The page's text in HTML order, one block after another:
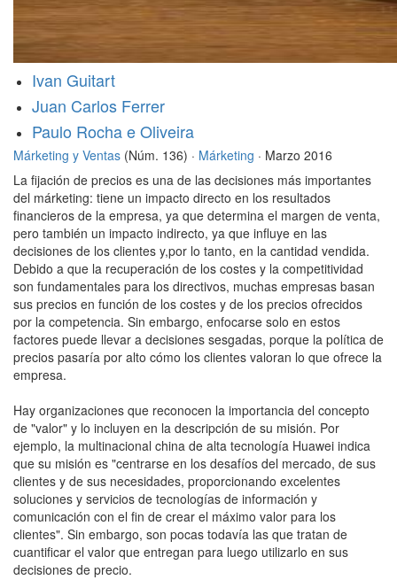
Ivan Guitart
Juan Carlos Ferrer
Paulo Rocha e Oliveira
Márketing y Ventas (Núm. 136) · Márketing · Marzo 2016
La fijación de precios es una de las decisiones más importantes
del márketing: tiene un impacto directo en los resultados
financieros de la empresa, ya que determina el margen de venta,
pero también un impacto indirecto, ya que influye en las
decisiones de los clientes y,por lo tanto, en la cantidad vendida.
Debido a que la recuperación de los costes y la competitividad
son fundamentales para los directivos, muchas empresas basan
sus precios en función de los costes y de los precios ofrecidos
por la competencia. Sin embargo, enfocarse solo en estos
factores puede llevar a decisiones sesgadas, porque la política de
precios pasaría por alto cómo los clientes valoran lo que ofrece la
empresa.
Hay organizaciones que reconocen la importancia del concepto
de "valor" y lo incluyen en la descripción de su misión. Por
ejemplo, la multinacional china de alta tecnología Huawei indica
que su misión es "centrarse en los desafíos del mercado, de sus
clientes y de sus necesidades, proporcionando excelentes
soluciones y servicios de tecnologías de información y
comunicación con el fin de crear el máximo valor para los
clientes". Sin embargo, son pocas todavía las que tratan de
cuantificar el valor que entregan para luego utilizarlo en sus
decisiones de precio.